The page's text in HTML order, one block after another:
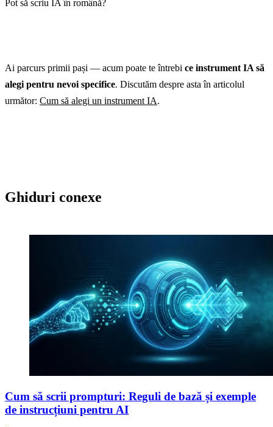
Pot să scriu IA în română?
Ai parcurs primii pași — acum poate te întrebi ce instrument IA să
alegi pentru nevoi specifice. Discutăm despre asta în articolul
următor: Cum să alegi un instrument IA.
Ghiduri conexe
Cum să scrii prompturi: Reguli de bază și exemple
de instrucțiuni pentru AI